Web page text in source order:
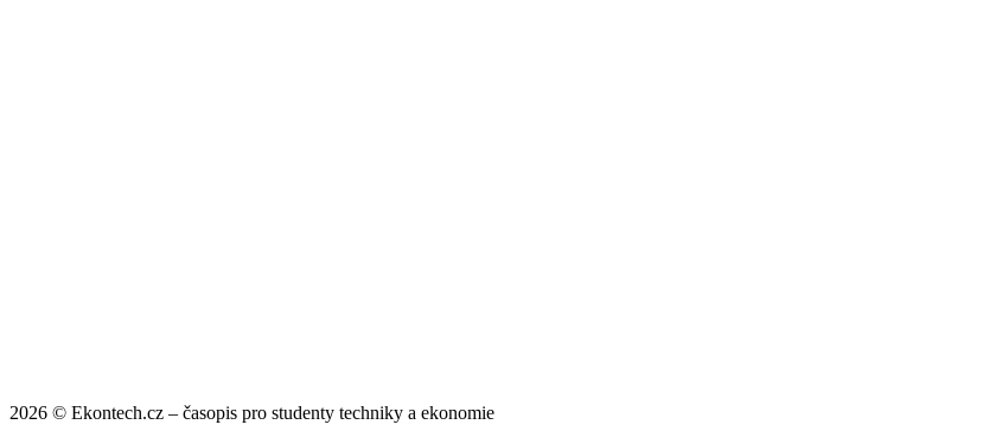
2026 © Ekontech.cz – časopis pro studenty techniky a ekonomie